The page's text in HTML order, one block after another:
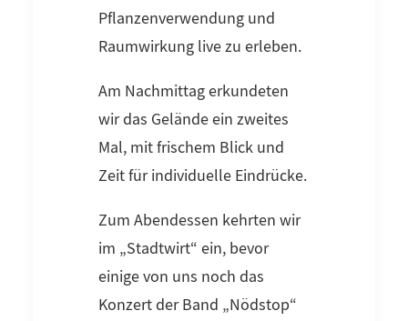
Pflanzenverwendung und
Raumwirkung live zu erleben.
Am Nachmittag erkundeten
wir das Gelände ein zweites
Mal, mit frischem Blick und
Zeit für individuelle Eindrücke.
Zum Abendessen kehrten wir
im „Stadtwirt“ ein, bevor
einige von uns noch das
Konzert der Band „Nödstop“